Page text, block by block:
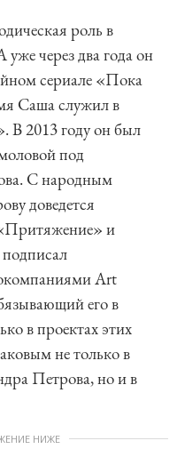
роль в
уже через два года он
сериале «Пока
Саша служил в
В 2013 году он был
под
С народным
доведется
«Притяжение» и
Art
его в
в проектах этих
не только в
Петрова, но и в
НИЖЕ